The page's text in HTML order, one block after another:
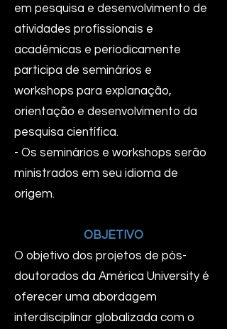
em pesquisa e desenvolvimento de
atividades profissionais e
acadêmicas e periodicamente
participa de seminários e
workshops para explanação,
orientação e desenvolvimento da
pesquisa científica.
- Os seminários e workshops serão
ministrados em seu idioma de
origem.
OBJETIVO
O objetivo dos projetos de pós-
doutorados da América University é
oferecer uma abordagem
interdisciplinar globalizada com o